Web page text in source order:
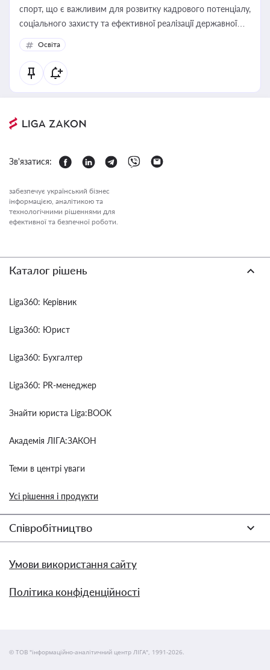
спорт, що є важливим для розвитку кадрового потенціалу,
соціального захисту та ефективної реалізації державної
політики у цій галузі
Освіта
Зв'язатися:
забезпечує український бізнес
інформацією, аналітикою та
технологічними рішеннями для
ефективної та безпечної роботи.
Каталог рішень
Liga360: Керівник
Liga360: Юрист
Liga360: Бухгалтер
Liga360: PR-менеджер
Знайти юриста Liga:BOOK
Академія ЛІГА:ЗАКОН
Теми в центрі уваги
Усі рішення і продукти
Співробітництво
Умови використання сайту
Політика конфіденційності
© ТОВ "інформаційно-аналітичний центр ЛІГА", 1991-2026.